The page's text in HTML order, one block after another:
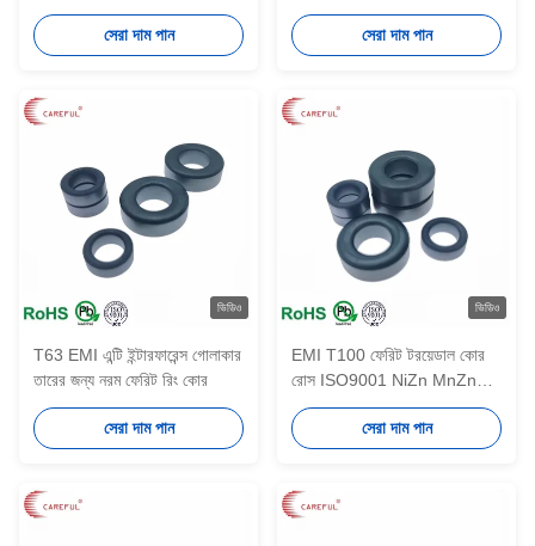
সেরা দাম পান সেরা দাম পান
ভিডিও
T63 EMI এন্টি ইন্টারফারেন্স গোলাকার
তারের জন্য নরম ফেরিট রিং কোর
সেরা দাম পান
ভিডিও
EMI T100 ফেরিট টরয়েডাল কোর
রোস ISO9001 NiZn MnZn
ফেরিট উপাদান
সেরা দাম পান